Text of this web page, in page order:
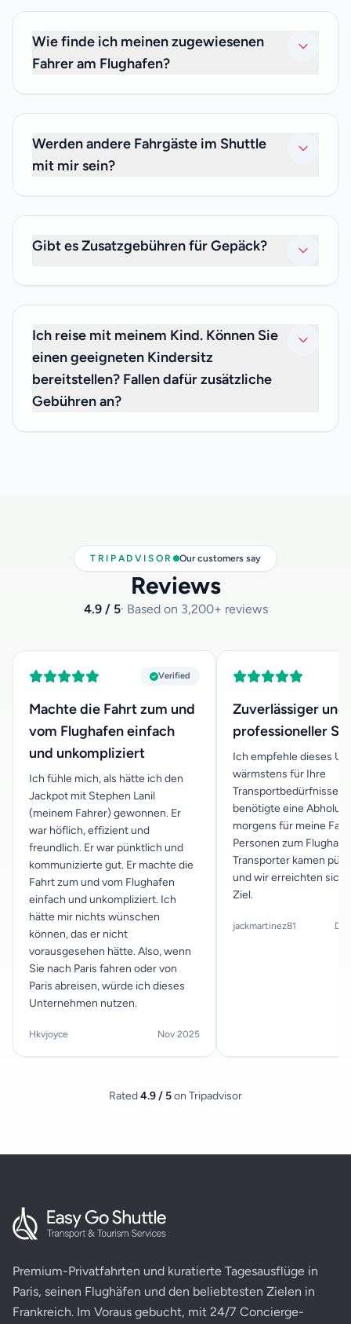
Wie finde ich meinen zugewiesenen
Fahrer am Flughafen?
Wenn Sie den Fahrer nicht finden können, rufen Sie uns
bitte unter +33 (0)6 59 19 82 87 an.
Werden andere Fahrgäste im Shuttle
mit mir sein?
Shuttle. Wir bieten keine gemeinsamen Transferdienste
an.
Gibt es Zusatzgebühren für Gepäck?
über zusätzliche Gebühren machen.
Ich reise mit meinem Kind. Können Sie
einen geeigneten Kindersitz
bereitstellen? Fallen dafür zusätzliche
Gebühren an?
TRIPADVISOR Our customers say
Reviews
4.9 / 5· Based on 3,200+ reviews
Verified
Machte die Fahrt zum und
vom Flughafen einfach
und unkompliziert
Ich fühle mich, als hätte ich den
Jackpot mit Stephen Lanil
(meinem Fahrer) gewonnen. Er
war höflich, effizient und
freundlich. Er war pünktlich und
kommunizierte gut. Er machte die
Fahrt zum und vom Flughafen
einfach und unkompliziert. Ich
hätte mir nichts wünschen
können, das er nicht
vorausgesehen hätte. Also, wenn
Sie nach Paris fahren oder von
Paris abreisen, würde ich dieses
Unternehmen nutzen.
Hkvjoyce Nov 2025
Zuverlässiger und
professioneller
Ich empfehle dieses
wärmstens für Ihre
Transportbedürfnisse.
benötigte eine
morgens für meine
Personen zum
Transporter kamen
und wir erreichten
Ziel.
jackmartinez81
Rated4.9 / 5on Tripadvisor
Premium-Privatfahrten und kuratierte Tagesausflüge in
Paris, seinen Flughäfen und den beliebtesten Zielen in
Frankreich. Im Voraus gebucht, mit 24/7 Concierge-